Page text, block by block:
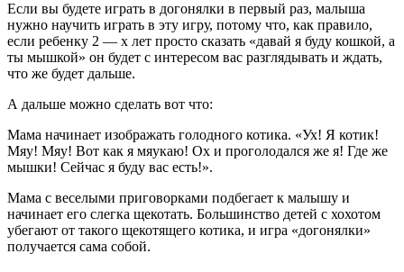
Если вы будете играть в догонялки в первый раз, малыша
нужно научить играть в эту игру, потому что, как правило,
если ребенку 2 — х лет просто сказать «давай я буду кошкой, а
ты мышкой» он будет с интересом вас разглядывать и ждать,
что же будет дальше.
А дальше можно сделать вот что:
Мама начинает изображать голодного котика. «Ух! Я котик!
Мяу! Мяу! Вот как я мяукаю! Ох и проголодался же я! Где же
мышки! Сейчас я буду вас есть!».
Мама с веселыми приговорками подбегает к малышу и
начинает его слегка щекотать. Большинство детей с хохотом
убегают от такого щекотящего котика, и игра «догонялки»
получается сама собой.